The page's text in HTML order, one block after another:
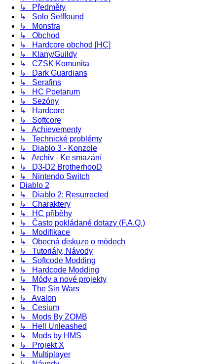
↳ Předměty
↳ Solo Selffound
↳ Monstra
↳ Obchod
↳ Hardcore obchod [HC]
↳ Klany/Guildy
↳ CZSK Komunita
↳ Dark Guardians
↳ Serafins
↳ HC Poetarum
↳ Sezóny
↳ Hardcore
↳ Softcore
↳ Achievementy
↳ Technické problémy
↳ Diablo 3 - Konzole
↳ Archiv - Ke smazání
↳ D3-D2 BrotherhooD
↳ Nintendo Switch
Diablo 2
↳ Diablo 2: Resurrected
↳ Charaktery
↳ HC příběhy
↳ Často pokládané dotazy (F.A.Q.)
↳ Modifikace
↳ Obecná diskuze o módech
↳ Tutoriály, Návody
↳ Softcode Modding
↳ Hardcode Modding
↳ Módy a nové projekty
↳ The Sin Wars
↳ Avalon
↳ Cesium
↳ Mods By ZOMB
↳ Hell Unleashed
↳ Mods by HMS
↳ Projekt X
↳ Multiplayer